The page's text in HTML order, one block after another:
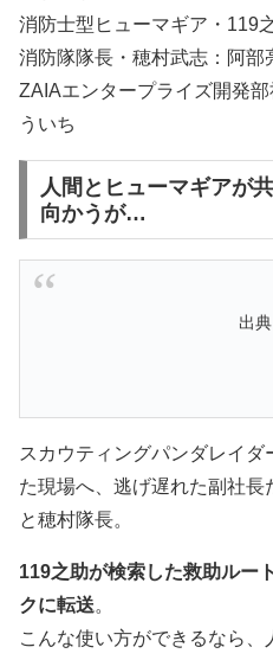
消防士型ヒューマギア・119
消防隊隊長・穂村武志：阿部
ZAIAエンタープライズ開発
ういち
人間とヒューマギアが
向かうが…
出
スカウティングパンダレイ
た現場へ、逃げ遅れた副社
と穂村隊長。
119之助が検索した救助ルー
クに転送。
こんな使い方ができるなら